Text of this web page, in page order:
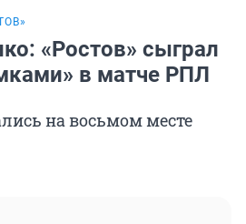
«Ростов» сыграл
в матче РПЛ
на восьмом месте